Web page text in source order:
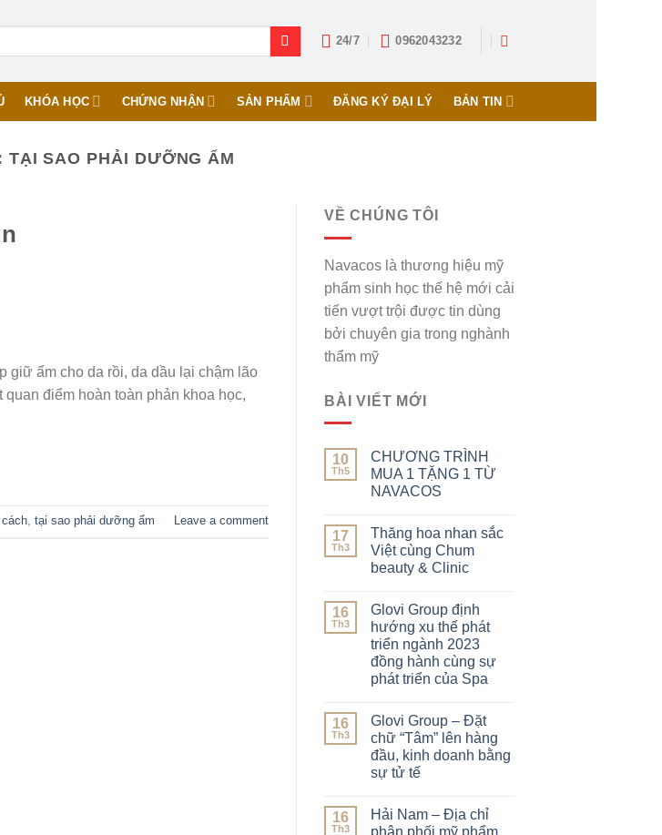
24/7 0962043232
KHÓA HỌC CHỨNG NHẬN SẢN PHẨM ĐĂNG KÝ ĐẠI LÝ BẢN TIN
TẠI SAO PHẢI DƯỠNG ẨM
giữ ẩm cho da rồi, da dầu lại chậm lão
điểm hoàn toàn phản khoa học,
, tại sao phải dưỡng ẩm Leave a comment
VỀ CHÚNG TÔI
Navacos là thương hiệu mỹ
phẩm sinh học thế hệ mới cải
tiến vượt trội được tin dùng
bởi chuyên gia trong nghành
thẩm mỹ
BÀI VIẾT MỚI
10
Th5
CHƯƠNG TRÌNH
MUA 1 TẶNG 1 TỪ
NAVACOS
17
Th3
Thăng hoa nhan sắc
Việt cùng Chum
beauty & Clinic
16
Th3
Glovi Group định
hướng xu thế phát
triển ngành 2023
đồng hành cùng sự
phát triển của Spa
16
Th3
Glovi Group – Đặt
chữ “Tâm” lên hàng
đầu, kinh doanh bằng
sự tử tế
16
Th3
Hải Nam – Địa chỉ